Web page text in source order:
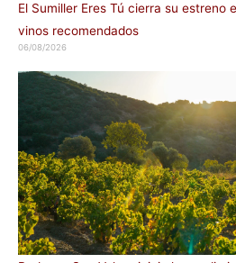
El Sumiller Eres Tú cierra su estreno
vinos recomendados
06/08/2026